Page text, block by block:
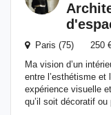
Paris (75) 250
Ma vision d’un
entre l’esthétisme et
expérience visuelle
qu’il soit décoratif